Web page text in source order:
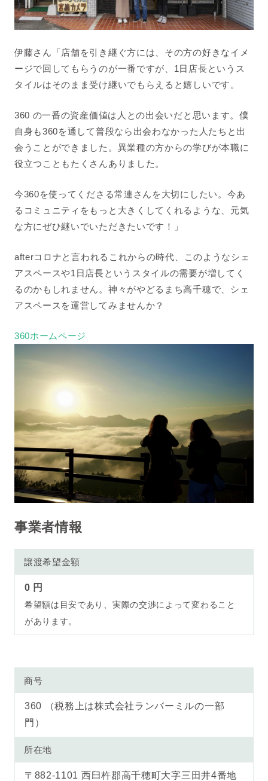
伊藤さん「店舗を引き継ぐ方には、その方の好きなイメ
ージで回してもらうのが一番ですが、1日店長というス
タイルはそのまま受け継いでもらえると嬉しいです。
360 の一番の資産価値は人との出会いだと思います。僕
自身も360を通して普段なら出会わなかった人たちと出
会うことができました。異業種の方からの学びが本職に
役立つこともたくさんありました。
今360を使ってくださる常連さんを大切にしたい。今あ
るコミュニティをもっと大きくしてくれるような、元気
な方にぜひ継いでいただきたいです！」
afterコロナと言われるこれからの時代、このようなシェ
アスペースや1日店長というスタイルの需要が増してく
るのかもしれません。神々がやどるまち高千穂で、シェ
アスペースを運営してみませんか？
360ホームページ
事業者情報
譲渡希望金額
0 円
希望額は目安であり、実際の交渉によって変わること
があります。
商号
360 （税務上は株式会社ランバーミルの一部
門）
所在地
〒882-1101 西臼杵郡高千穂町大字三田井4番地